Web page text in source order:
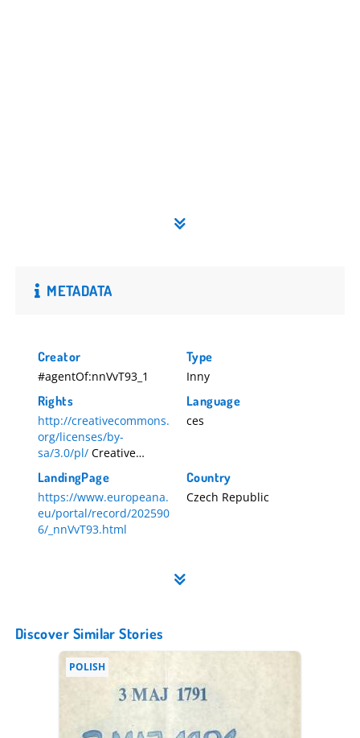
METADATA
Creator
#agentOf:nnVvT93_1
Type
Inny
Rights
http://creativecommons.
org/licenses/by-
sa/3.0/pl/Creative
Commons Attribution-
sdílet podobně (CC-BY-
SA)
Language
ces
LandingPage
https://www.europeana.
eu/portal/record/202590
6/_nnVvT93.html
Country
Czech Republic
Discover Similar Stories
POLISH